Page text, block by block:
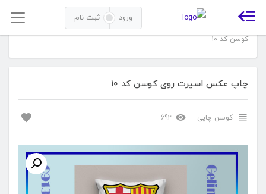
ورود ثبت نام خانه محصولات متفرقه کوسن چاپی
چاپ عکس اسپرت روی
کوسن کد ۱۰
چاپ عکس اسپرت روی کوسن کد ۱۰
کوسن چاپی 693